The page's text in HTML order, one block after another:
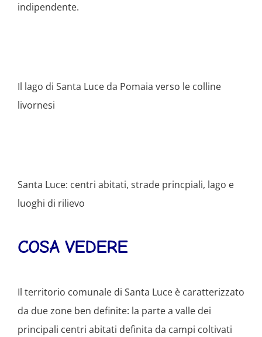
indipendente.
Il lago di Santa Luce da Pomaia verso le colline
livornesi
Santa Luce: centri abitati, strade princpiali, lago e
luoghi di rilievo
COSA VEDERE
Il territorio comunale di Santa Luce è caratterizzato
da due zone ben definite: la parte a valle dei
principali centri abitati definita da campi coltivati